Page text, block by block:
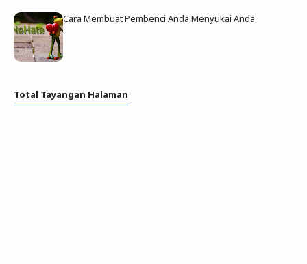
Cara Membuat Pembenci Anda Menyukai Anda
Total Tayangan Halaman